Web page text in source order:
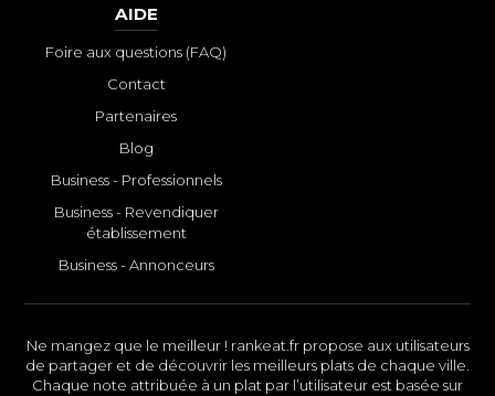
AIDE
Foire aux questions (FAQ)
Contact
Partenaires
Blog
Business - Professionnels
Business - Revendiquer
établissement
Business - Annonceurs
Ne mangez que le meilleur ! rankeat.fr propose aux utilisateurs
de partager et de découvrir les meilleurs plats de chaque ville.
Chaque note attribuée à un plat par l’utilisateur est basée sur